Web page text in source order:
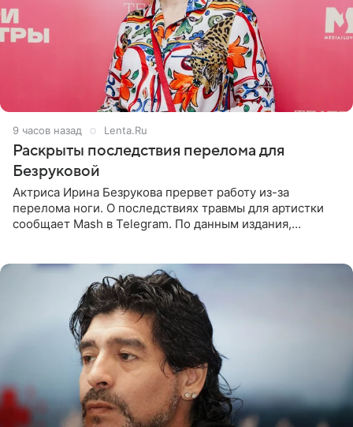
9 часов назад Lenta.Ru
Раскрыты последствия перелома для
Безруковой
Актриса Ирина Безрукова прервет работу из-за
перелома ноги. О последствиях травмы для артистки
сообщает Mash в Telegram. По данным издания,